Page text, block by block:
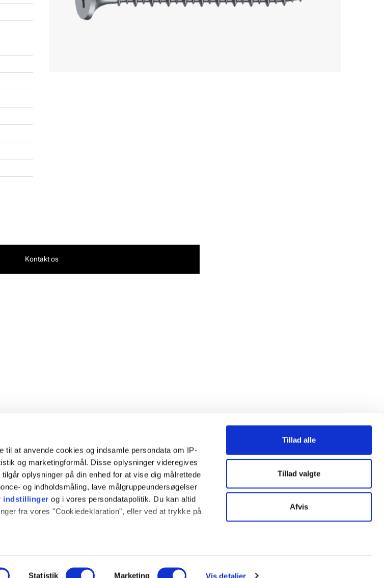
til at anvende cookies og indsamle persondata om IP-
og marketingformål. Disse oplysninger videregives
oplysninger på din enhed for at vise dig målrettede
og indholdsmåling, lave målgruppeundersøgelser
indstillinger og i vores persondatapolitik. Du kan altid
fra vores "Cookiedeklaration", eller ved at trykke på
af dens unikke karakteristika (fingerprinting)
Statistik Marketing Vis detaljer
Tillad alle
Tillad valgte
Afvis
Kontakt os
Instagram